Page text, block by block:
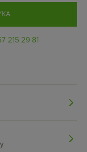
215 29 81